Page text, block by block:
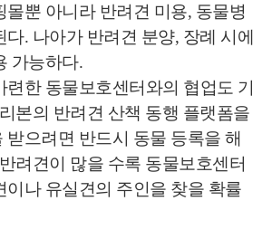
몰뿐 아니라 반려견 미용, 동물병
다. 나아가 반려견 분양, 장례 시에
가능하다.
련한 동물보호센터와의 협업도 기
본의 반려견 산책 동행 플랫폼을
받으려면 반드시 동물 등록을 해
려견이 많을 수록 동물보호센터
이나 유실견의 주인을 찾을 확률